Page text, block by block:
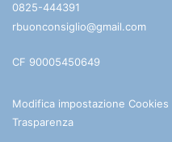
0825-444391
rbuonconsiglio@gmail.com
CF 90005450649
Modifica impostazione Cookies
Trasparenza